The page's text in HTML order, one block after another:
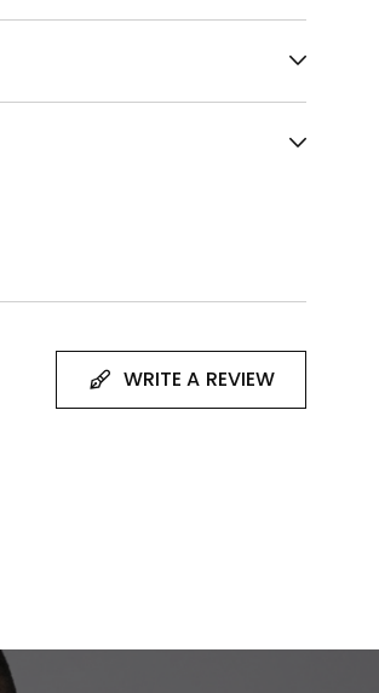
WRITE A REVIEW